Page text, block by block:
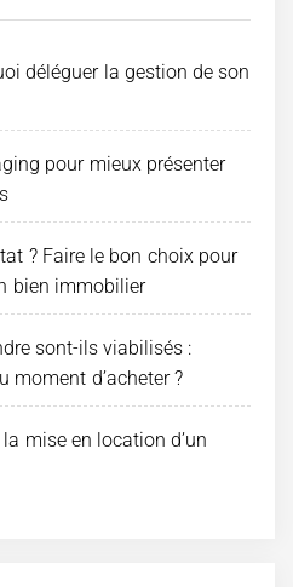
déléguer la gestion de son
pour mieux présenter
? Faire le bon choix pour
bien immobilier
sont-ils viabilisés :
moment d’acheter ?
mise en location d’un